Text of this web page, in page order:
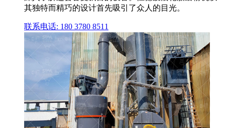
其独特而精巧的设计首先吸引了众人的目光。
联系电话: 180 3780 8511